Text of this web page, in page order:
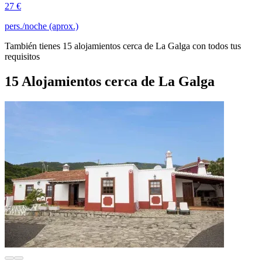
27 €
pers./noche (aprox.)
También tienes 15 alojamientos cerca de La Galga con todos tus
requisitos
15 Alojamientos cerca de La Galga